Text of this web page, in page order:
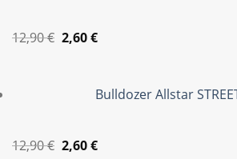
12,90€ Original
12,90 €.
2,60€Η
είναι:
Bulldozer Allstar
12,90€ Original
2,60€Η